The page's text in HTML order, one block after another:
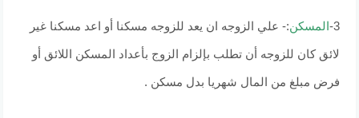
3- المسكن:- علي الزوجه ان يعد للزوجه مسكنا أو اعد مسكنا غير
لائق كان للزوجه أن تطلب بإلزام الزوج بأعداد المسكن اللائق أو
فرض مبلغ من المال شهريا بدل مسكن .